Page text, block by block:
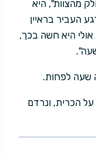
מהצוות", היא
העביר בראיין
היא חשה בכך,
שעה לפחות.
הכרית, ונרדם